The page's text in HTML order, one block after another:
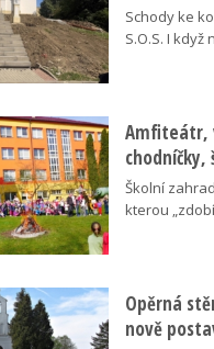
Schody ke
S.O.S. I
Amfiteátr,
chodníčky,
Školní
kterou
Opěrná
nově